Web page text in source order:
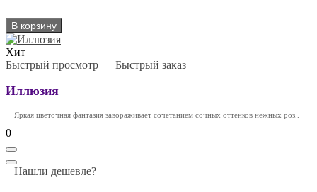
В корзину
Хит
Быстрый просмотр
Быстрый заказ
Иллюзия
Яркая цветочная фантазия завораживает сочетанием сочных оттенков нежных роз..
0
Нашли дешевле?